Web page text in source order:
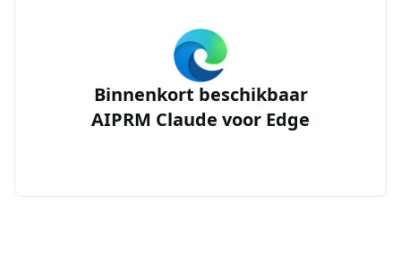
Binnenkort beschikbaar
AIPRM Claude voor Edge